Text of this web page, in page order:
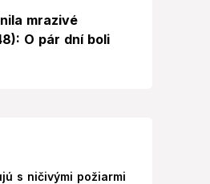
mrazivé
O pár dní boli
s ničivými požiarmi